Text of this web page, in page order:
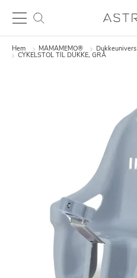
Hem MAMAMEMO® Dukkeunivers
CYKELSTOL TIL DUKKE, GRÅ